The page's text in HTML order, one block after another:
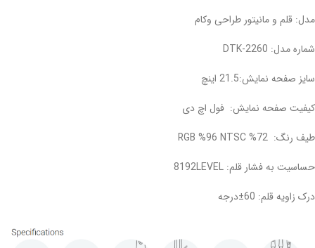
مدل: قلم و مانیتور طراحی وکام
شماره مدل: DTK-2260
سایز صفحه نمایش:21.5 اینچ
کیفیت صفحه نمایش: فول اچ دی
طیف رنگ: RGB %96 NTSC %72
حساسیت به فشار قلم: 8192LEVEL
درک زاویه قلم: 60±درجه